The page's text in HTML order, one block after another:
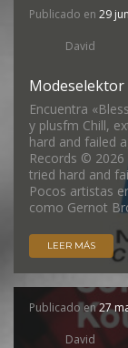
Publicado en 29
David
Modeselektor
Encuentra
y plusfm Chill,
hard and failed
Records © 2026
tried hard and
Pocos artistas
como Gernot
LEER MÁS
Publicado en27
David